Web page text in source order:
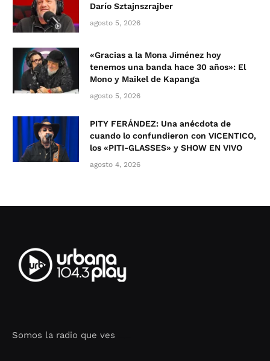
Darío Sztajnszrajber
agosto 5, 2026
«Gracias a la Mona Jiménez hoy
tenemos una banda hace 30 años»: El
Mono y Maikel de Kapanga
agosto 5, 2026
PITY FERÁNDEZ: Una anécdota de
cuando lo confundieron con VICENTICO,
los «PITI-GLASSES» y SHOW EN VIVO
agosto 4, 2026
Somos la radio que ves